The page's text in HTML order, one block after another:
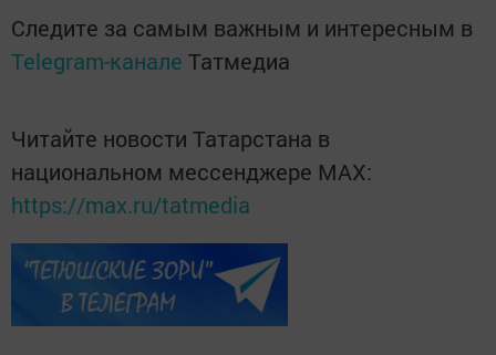
Следите за самым важным и интересным в
Telegram-канале Татмедиа
Читайте новости Татарстана в
национальном мессенджере MАХ:
https://max.ru/tatmedia